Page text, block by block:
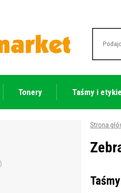
Tonery Taśmy i
Strona